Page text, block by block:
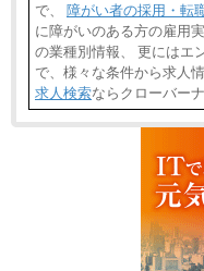
で、 障がい者の採用・転
に障がいのある方の雇用
の業種別情報、 更にはエ
で、様々な条件から求人
求人検索ならクローバーナ